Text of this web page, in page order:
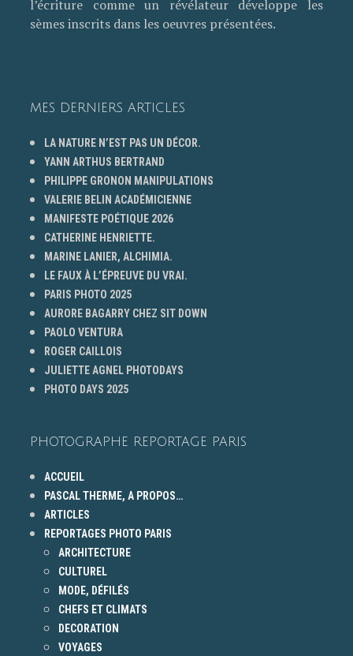
l’écriture comme un révélateur développe les
sèmes inscrits dans les oeuvres présentées.
MES DERNIERS ARTICLES
LA NATURE N’EST PAS UN DÉCOR.
YANN ARTHUS BERTRAND
PHILIPPE GRONON MANIPULATIONS
VALERIE BELIN ACADÉMICIENNE
MANIFESTE POÉTIQUE 2026
CATHERINE HENRIETTE.
MARINE LANIER, ALCHIMIA.
LE FAUX À L’ÉPREUVE DU VRAI.
PARIS PHOTO 2025
AURORE BAGARRY CHEZ SIT DOWN
PAOLO VENTURA
ROGER CAILLOIS
JULIETTE AGNEL PHOTODAYS
PHOTO DAYS 2025
PHOTOGRAPHE REPORTAGE PARIS
ACCUEIL
PASCAL THERME, A PROPOS…
ARTICLES
REPORTAGES PHOTO PARIS
ARCHITECTURE
CULTUREL
MODE, DÉFILÉS
CHEFS ET CLIMATS
DECORATION
VOYAGES